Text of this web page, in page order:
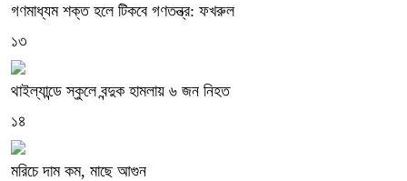
গণমাধ্যম শক্ত হলে টিকবে গণতন্ত্র: ফখরুল
১৩
থাইল্যান্ডে স্কুলে বন্দুক হামলায় ৬ জন নিহত
১৪
মরিচে দাম কম, মাছে আগুন